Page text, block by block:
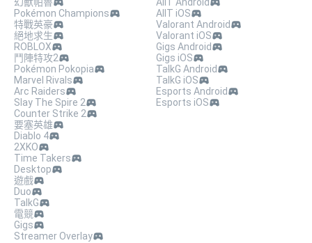
幻獸帕魯
Pokémon Champions
特戰英豪
絕地求生
ROBLOX
鬥陣特攻2
Pokémon Pokopia
Marvel Rivals
Arc Raiders
Slay The Spire 2
Counter Strike 2
要塞英雄
Diablo 4
2XKO
Time Takers
Desktop
遊戲
Duo
TalkG
電競
Gigs
Streamer Overlay
AllT Android
AllT iOS
Valorant Android
Valorant iOS
Gigs Android
Gigs iOS
TalkG Android
TalkG iOS
Esports Android
Esports iOS